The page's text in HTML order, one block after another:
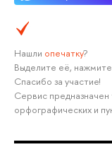
Нашли опечатку?
Выделите её,
Спасибо за участие!
Сервис
орфографических и